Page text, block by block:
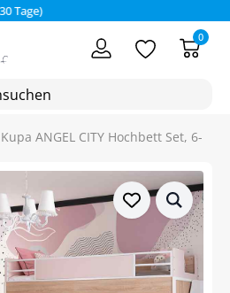
Tage)
0
Kupa ANGEL CITY Hochbett Set, 6-